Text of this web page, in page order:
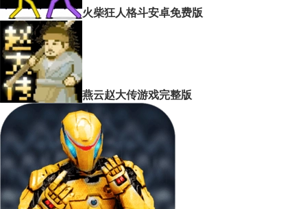
火柴狂人格斗安卓免费版
燕云赵大传游戏完整版